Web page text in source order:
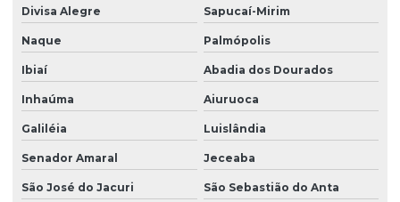
Divisa Alegre Sapucaí-Mirim
Naque Palmópolis
Ibiaí Abadia dos Dourados
Inhaúma Aiuruoca
Galiléia Luislândia
Senador Amaral Jeceaba
São José do Jacuri São Sebastião do Anta